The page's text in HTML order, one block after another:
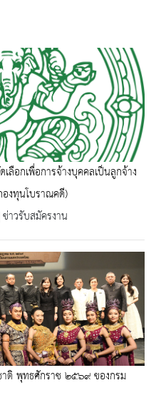
ลือกเพื่อการจ้างบุคคลเป็นลูกจ้าง
งทุนโบราณคดี)
วรับสมัครงาน
าติ พุทธศักราช ๒๕๖๙ ของกรม